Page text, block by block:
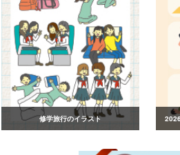
修学旅行のイラスト